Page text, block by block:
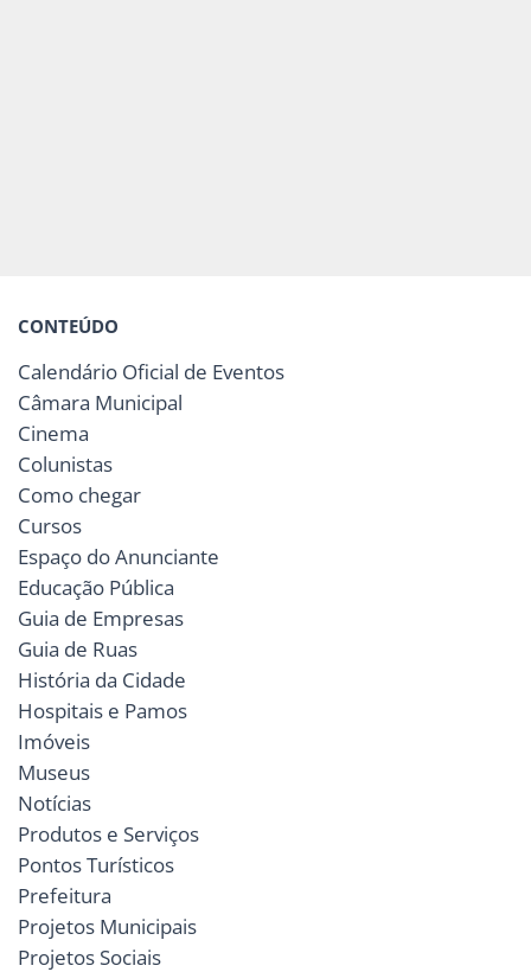
CONTEÚDO
Calendário Oficial de Eventos
Câmara Municipal
Cinema
Colunistas
Como chegar
Cursos
Espaço do Anunciante
Educação Pública
Guia de Empresas
Guia de Ruas
História da Cidade
Hospitais e Pamos
Imóveis
Museus
Notícias
Produtos e Serviços
Pontos Turísticos
Prefeitura
Projetos Municipais
Projetos Sociais